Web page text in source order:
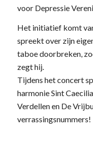
voor Depressie
Het initiatief komt
spreekt over zijn
taboe doorbreken,
zegt hij.
Tijdens het concert
harmonie Sint
Verdellen en De
verrassingsnummers!